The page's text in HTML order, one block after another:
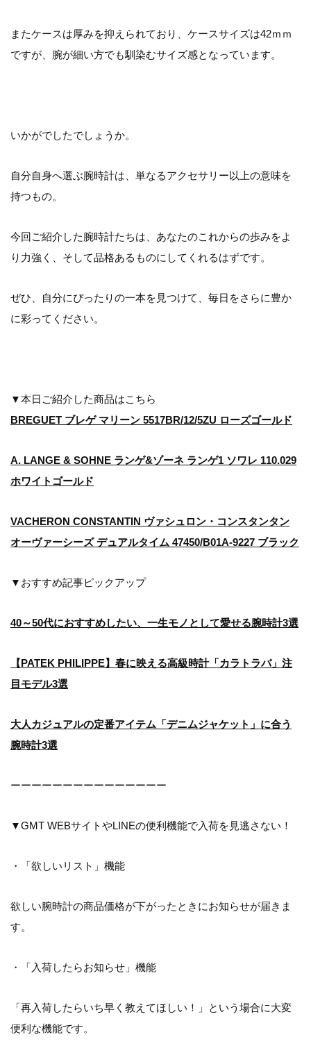
またケースは厚みを抑えられており、ケースサイズは42ｍｍ
ですが、腕が細い方でも馴染むサイズ感となっています。
いかがでしたでしょうか。
自分自身へ選ぶ腕時計は、単なるアクセサリー以上の意味を
持つもの。
今回ご紹介した腕時計たちは、あなたのこれからの歩みをよ
り力強く、そして品格あるものにしてくれるはずです。
ぜひ、自分にぴったりの一本を見つけて、毎日をさらに豊か
に彩ってください。
▼本日ご紹介した商品はこちら
BREGUET ブレゲ マリーン 5517BR/12/5ZU ローズゴールド
A. LANGE & SOHNE ランゲ&ゾーネ ランゲ1 ソワレ 110.029
ホワイトゴールド
VACHERON CONSTANTIN ヴァシュロン・コンスタンタン
オーヴァーシーズ デュアルタイム 47450/B01A-9227 ブラック
▼おすすめ記事ピックアップ
40～50代におすすめしたい、一生モノとして愛せる腕時計3選
【PATEK PHILIPPE】春に映える高級時計「カラトラバ」注
目モデル3選
大人カジュアルの定番アイテム「デニムジャケット」に合う
腕時計3選
ーーーーーーーーーーーーーーー
▼GMT WEBサイトやLINEの便利機能で入荷を見逃さない！
・「欲しいリスト」機能
欲しい腕時計の商品価格が下がったときにお知らせが届きま
す。
・「入荷したらお知らせ」機能
「再入荷したらいち早く教えてほしい！」という場合に大変
便利な機能です。